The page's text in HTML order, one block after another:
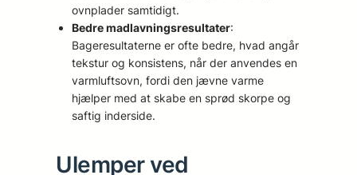
ovnplader samtidigt.
Bedre madlavningsresultater:
Bageresultaterne er ofte bedre, hvad angår
tekstur og konsistens, når der anvendes en
varmluftsovn, fordi den jævne varme
hjælper med at skabe en sprød skorpe og
saftig inderside.
Ulemper ved